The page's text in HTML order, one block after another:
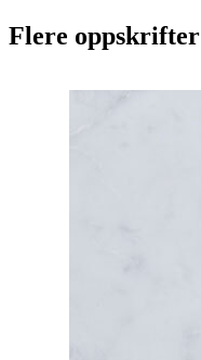
Flere oppskrifter